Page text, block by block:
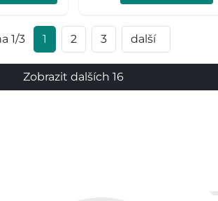
1/3 1 2 3 další
Zobrazit dalších 16